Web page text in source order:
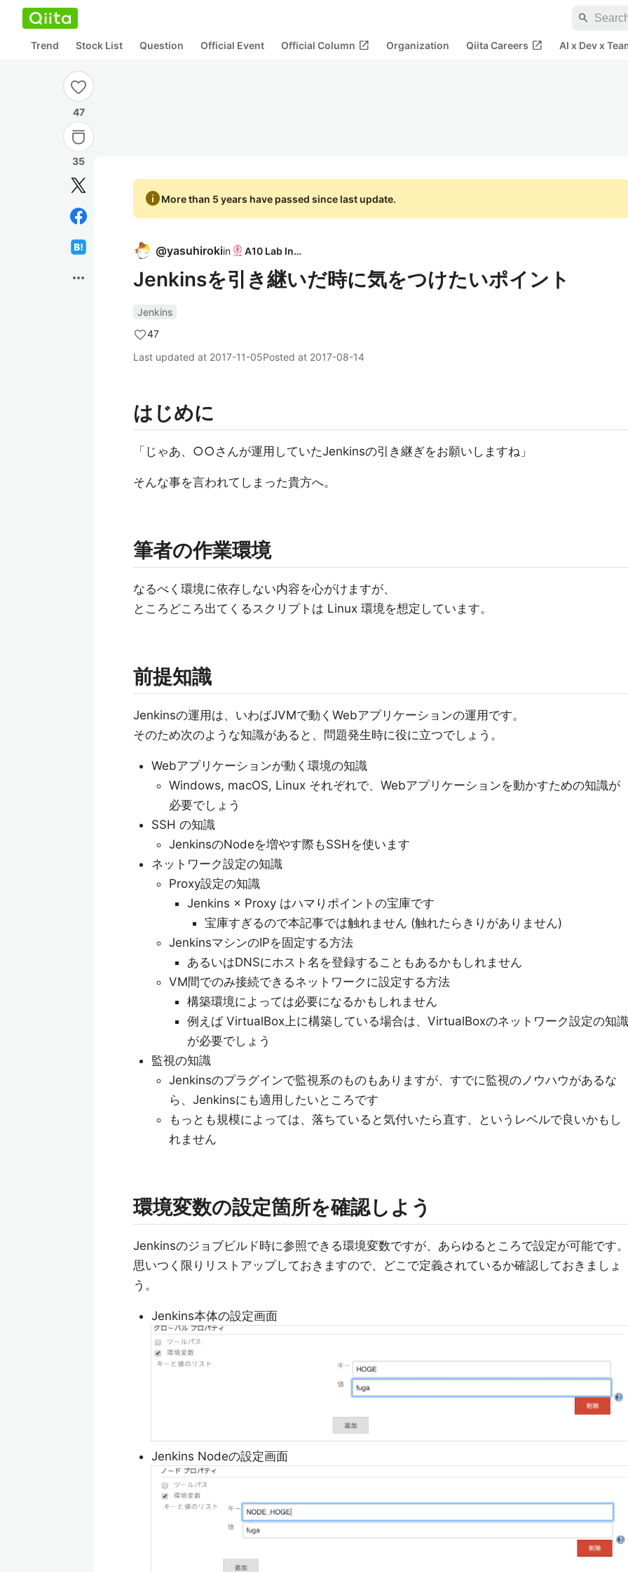
search
Trend Stock List Question Official Event Official Column open_in_new Organization Qiita Careers open_in_new AI x Dev x
47
35
more_horiz
infoMore than 5 years have passed since last update.
@yasuhirokiin A10 Lab Inc.
Jenkinsを引き継いだ時に気をつけたいポイント
Jenkins
47
Last updated at 2017-11-05Posted at 2017-08-14
はじめに
「じゃあ、○○さんが運用していたJenkinsの引き継ぎをお願いしますね」
そんな事を言われてしまった貴方へ。
筆者の作業環境
なるべく環境に依存しない内容を心がけますが、
ところどころ出てくるスクリプトは Linux 環境を想定しています。
前提知識
Jenkinsの運用は、いわばJVMで動くWebアプリケーションの運用です。
そのため次のような知識があると、問題発生時に役に立つでしょう。
Webアプリケーションが動く環境の知識
Windows, macOS, Linux それぞれで、Webアプリケーションを動かすための知識が
必要でしょう
SSH の知識
JenkinsのNodeを増やす際もSSHを使います
ネットワーク設定の知識
Proxy設定の知識
Jenkins × Proxy はハマりポイントの宝庫です
宝庫すぎるので本記事では触れません (触れたらきりがありません)
JenkinsマシンのIPを固定する方法
あるいはDNSにホスト名を登録することもあるかもしれません
VM間でのみ接続できるネットワークに設定する方法
構築環境によっては必要になるかもしれません
例えば VirtualBox上に構築している場合は、VirtualBoxのネットワーク設定の知識
が必要でしょう
監視の知識
Jenkinsのプラグインで監視系のものもありますが、すでに監視のノウハウがあるな
ら、Jenkinsにも適用したいところです
もっとも規模によっては、落ちていると気付いたら直す、というレベルで良いかもし
れません
環境変数の設定箇所を確認しよう
Jenkinsのジョブビルド時に参照できる環境変数ですが、あらゆるところで設定が可能です。
思いつく限りリストアップしておきますので、どこで定義されているか確認しておきましょ
う。
Jenkins本体の設定画面
Jenkins Nodeの設定画面